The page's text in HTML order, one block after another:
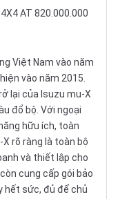
AT 820.000.000
Việt Nam vào năm
vào năm 2015.
lại của Isuzu mu-X
đổ bộ. Với ngoại
hữu ích, toàn
rõ ràng là toàn bộ
và thiết lập cho
cung cấp gói bảo
hết sức, đủ để chủ